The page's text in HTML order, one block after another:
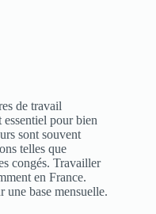
de travail
essentiel pour bien
sont souvent
telles que
congés. Travailler
en France.
une base mensuelle.